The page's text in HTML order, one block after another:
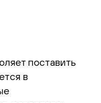
поставить
в